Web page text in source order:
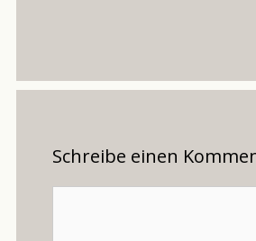
Schreibe einen